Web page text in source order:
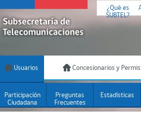
¿Qué es
SUBTEL?
Usuarios Concesionarios y
Participación
Ciudadana
Preguntas
Frecuentes
Estadísticas